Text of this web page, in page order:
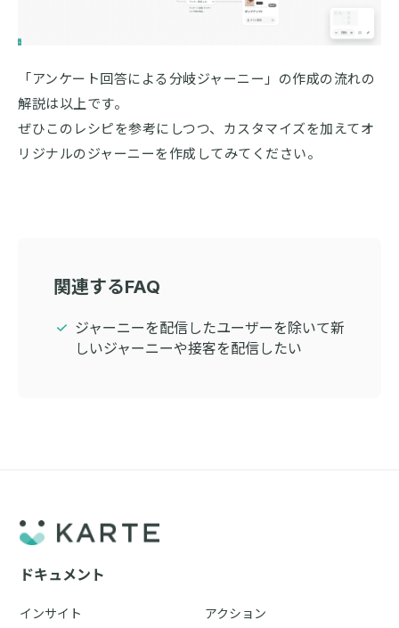
「アンケート回答による分岐ジャーニー」の作成の流れの
解説は以上です。
ぜひこのレシピを参考にしつつ、カスタマイズを加えてオ
リジナルのジャーニーを作成してみてください。
関連するFAQ
ジャーニーを配信したユーザーを除いて新
しいジャーニーや接客を配信したい
ドキュメント
インサイト
アクション